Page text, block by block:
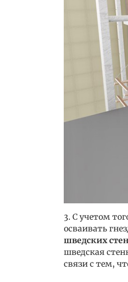
3. С учетом
осваивать
шведских
шведская
связи с тем,